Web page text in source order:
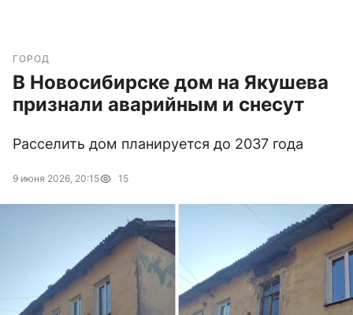
ГОРОД
В Новосибирске дом на Якушева
признали аварийным и снесут
Расселить дом планируется до 2037 года
9 июня 2026, 20:15 15